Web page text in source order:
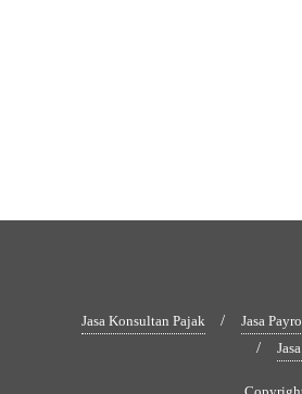
Jasa Konsultan Pajak Jasa